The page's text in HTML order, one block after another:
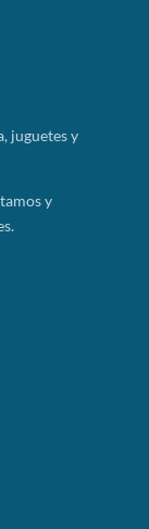
juguetes y
y